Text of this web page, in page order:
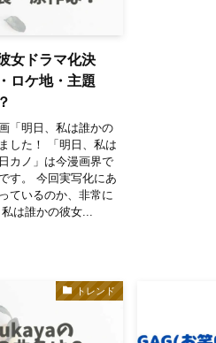
女ドラマ化決
ロケ地・主題
「明日、私は誰かの
した！ 「明日、私は
カノ」は今漫画界で
す。 今回実写化にあ
ているのか、非常に
は誰かの彼女...
トレンド